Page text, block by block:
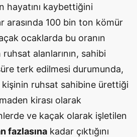
hayatını kaybettiğini
arasında 100 bin ton kömür
ocaklarda bu oranın
alanlarının, sahibi
terk edilmesi durumunda,
kişinin ruhsat sahibine ürettiği
kirası olarak
ve kaçak olarak işletilen
fazlasına kadar çıktığını